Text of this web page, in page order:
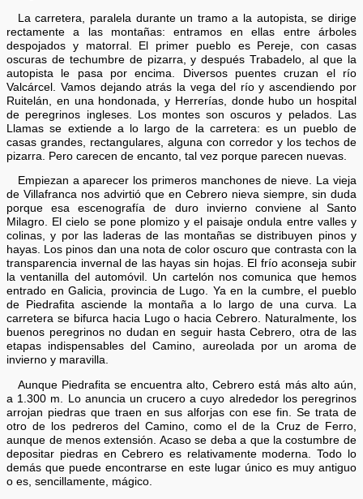
La carretera, paralela durante un tramo a la autopista, se dirige
rectamente a las montañas: entramos en ellas entre árboles
despojados y matorral. El primer pueblo es Pereje, con casas
oscuras de techumbre de pizarra, y después Trabadelo, al que la
autopista le pasa por encima. Diversos puentes cruzan el río
Valcárcel. Vamos dejando atrás la vega del río y ascendiendo por
Ruitelán, en una hondonada, y Herrerías, donde hubo un hospital
de peregrinos ingleses. Los montes son oscuros y pelados. Las
Llamas se extiende a lo largo de la carretera: es un pueblo de
casas grandes, rectangulares, alguna con corredor y los techos de
pizarra. Pero carecen de encanto, tal vez porque parecen nuevas.
Empiezan a aparecer los primeros manchones de nieve. La vieja
de Villafranca nos advirtió que en Cebrero nieva siempre, sin duda
porque esa escenografía de duro invierno conviene al Santo
Milagro. El cielo se pone plomizo y el paisaje ondula entre valles y
colinas, y por las laderas de las montañas se distribuyen pinos y
hayas. Los pinos dan una nota de color oscuro que contrasta con la
transparencia invernal de las hayas sin hojas. El frío aconseja subir
la ventanilla del automóvil. Un cartelón nos comunica que hemos
entrado en Galicia, provincia de Lugo. Ya en la cumbre, el pueblo
de Piedrafita asciende la montaña a lo largo de una curva. La
carretera se bifurca hacia Lugo o hacia Cebrero. Naturalmente, los
buenos peregrinos no dudan en seguir hasta Cebrero, otra de las
etapas indispensables del Camino, aureolada por un aroma de
invierno y maravilla.
Aunque Piedrafita se encuentra alto, Cebrero está más alto aún,
a 1.300 m. Lo anuncia un crucero a cuyo alrededor los peregrinos
arrojan piedras que traen en sus alforjas con ese fin. Se trata de
otro de los pedreros del Camino, como el de la Cruz de Ferro,
aunque de menos extensión. Acaso se deba a que la costumbre de
depositar piedras en Cebrero es relativamente moderna. Todo lo
demás que puede encontrarse en este lugar único es muy antiguo
o es, sencillamente, mágico.